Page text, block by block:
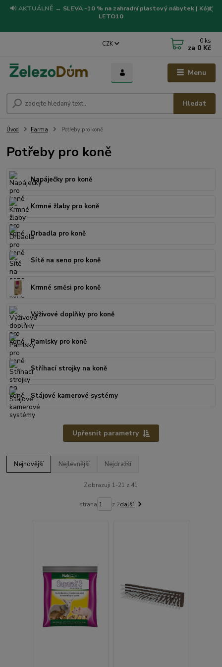
🔊 AKTUÁLNĚ → SLEVA -10 % na zahradní plastový nábytek | Kód:
LETO10
Menu
CZK
Hledat
0 ks
za 0 Kč
Úvod Farma Potřeby pro koně
Potřeby pro koně
Napáječky pro koně
Krmné žlaby pro koně
Drbadla pro koně
Sítě na seno pro koně
Krmné směsi pro koně
Výživové doplňky pro koně
Pamlsky pro koně
Stříhací strojky na koně
Stájové kamerové systémy
Upřesnit parametry
Nejnovější Nejlevnější Nejdražší
Zobrazuji 1-21 z 41
strana z 2další